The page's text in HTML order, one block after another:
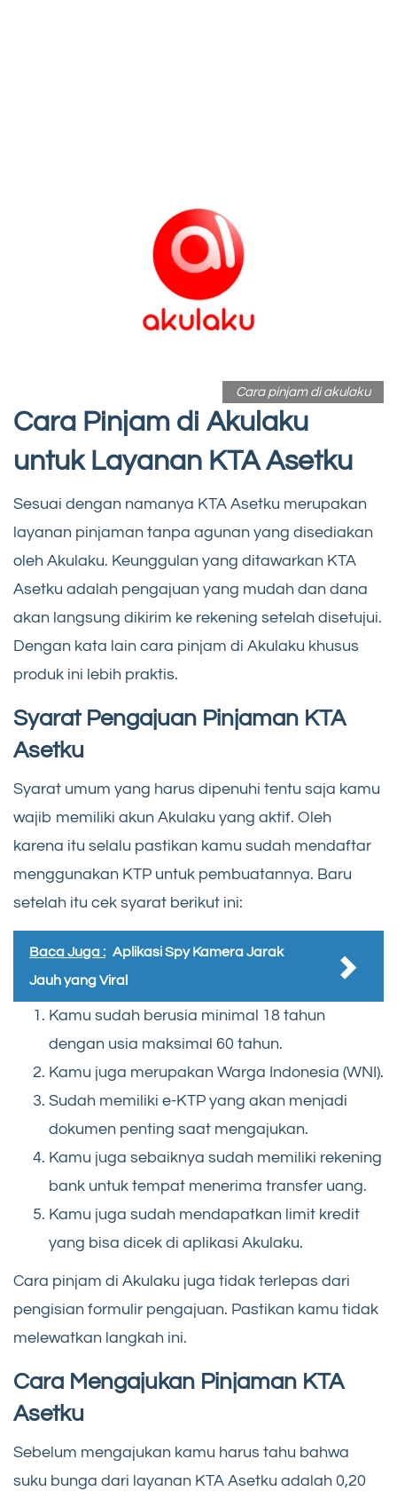
Cara pinjam di akulaku
Cara Pinjam di Akulaku
untuk Layanan KTA Asetku
Sesuai dengan namanya KTA Asetku merupakan
layanan pinjaman tanpa agunan yang disediakan
oleh Akulaku. Keunggulan yang ditawarkan KTA
Asetku adalah pengajuan yang mudah dan dana
akan langsung dikirim ke rekening setelah disetujui.
Dengan kata lain cara pinjam di Akulaku khusus
produk ini lebih praktis.
Syarat Pengajuan Pinjaman KTA
Asetku
Syarat umum yang harus dipenuhi tentu saja kamu
wajib memiliki akun Akulaku yang aktif. Oleh
karena itu selalu pastikan kamu sudah mendaftar
menggunakan KTP untuk pembuatannya. Baru
setelah itu cek syarat berikut ini:
Baca Juga : Aplikasi Spy Kamera Jarak
Jauh yang Viral
Kamu sudah berusia minimal 18 tahun
dengan usia maksimal 60 tahun.
Kamu juga merupakan Warga Indonesia (WNI).
Sudah memiliki e-KTP yang akan menjadi
dokumen penting saat mengajukan.
Kamu juga sebaiknya sudah memiliki rekening
bank untuk tempat menerima transfer uang.
Kamu juga sudah mendapatkan limit kredit
yang bisa dicek di aplikasi Akulaku.
Cara pinjam di Akulaku juga tidak terlepas dari
pengisian formulir pengajuan. Pastikan kamu tidak
melewatkan langkah ini.
Cara Mengajukan Pinjaman KTA
Asetku
Sebelum mengajukan kamu harus tahu bahwa
suku bunga dari layanan KTA Asetku adalah 0,20